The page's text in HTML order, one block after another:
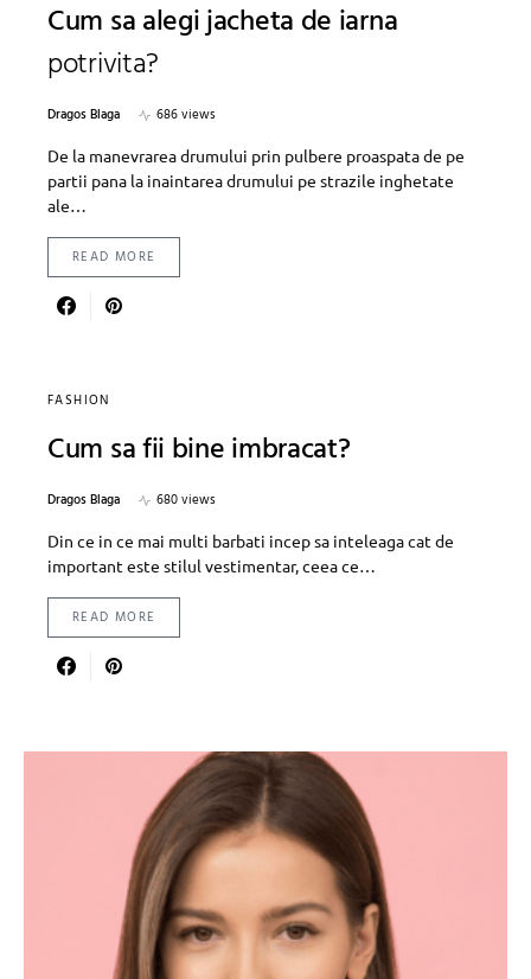
Cum sa alegi jacheta de iarna
potrivita?
Dragos Blaga
686 views
De la manevrarea drumului prin pulbere proaspata de pe
partii pana la inaintarea drumului pe strazile inghetate
ale…
READ MORE
FASHION
Cum sa fii bine imbracat?
Dragos Blaga
680 views
Din ce in ce mai multi barbati incep sa inteleaga cat de
important este stilul vestimentar, ceea ce…
READ MORE